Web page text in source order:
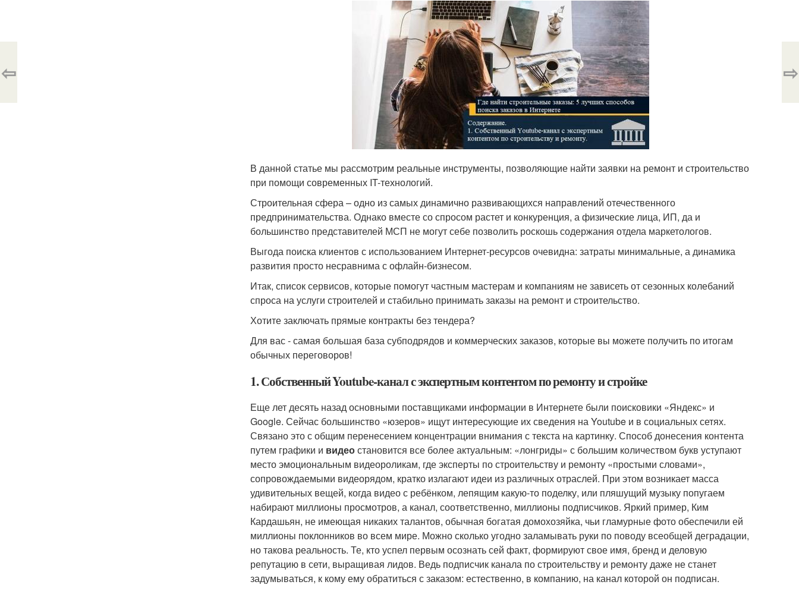
В данной статье мы рассмотрим реальные инструменты, позволяющие найти заявки на ремонт и строительство
при помощи современных IT-технологий.
Строительная сфера – одно из самых динамично развивающихся направлений отечественного
предпринимательства. Однако вместе со спросом растет и конкуренция, а физические лица, ИП, да и
большинство представителей МСП не могут себе позволить роскошь содержания отдела маркетологов.
Выгода поиска клиентов с использованием Интернет-ресурсов очевидна: затраты минимальные, а динамика
развития просто несравнима с офлайн-бизнесом.
Итак, список сервисов, которые помогут частным мастерам и компаниям не зависеть от сезонных колебаний
спроса на услуги строителей и стабильно принимать заказы на ремонт и строительство.
Хотите заключать прямые контракты без тендера?
Для вас - самая большая база субподрядов и коммерческих заказов, которые вы можете получить по итогам
обычных переговоров!
1. Собственный Youtube-канал с экспертным контентом по ремонту и стройке
Еще лет десять назад основными поставщиками информации в Интернете были поисковики «Яндекс» и
Google. Сейчас большинство «юзеров» ищут интересующие их сведения на Youtube и в социальных сетях.
Связано это с общим перенесением концентрации внимания с текста на картинку. Способ донесения контента
путем графики и видеостановится все более актуальным: «лонгриды» с большим количеством букв уступают
место эмоциональным видеороликам, где эксперты по строительству и ремонту «простыми словами»,
сопровождаемыми видеорядом, кратко излагают идеи из различных отраслей. При этом возникает масса
удивительных вещей, когда видео с ребёнком, лепящим какую-то поделку, или пляшущий музыку попугаем
набирают миллионы просмотров, а канал, соответственно, миллионы подписчиков. Яркий пример, Ким
Кардашьян, не имеющая никаких талантов, обычная богатая домохозяйка, чьи гламурные фото обеспечили ей
миллионы поклонников во всем мире. Можно сколько угодно заламывать руки по поводу всеобщей деградации,
но такова реальность. Те, кто успел первым осознать сей факт, формируют свое имя, бренд и деловую
репутацию в сети, выращивая лидов. Ведь подписчик канала по строительству и ремонту даже не станет
задумываться, к кому ему обратиться с заказом: естественно, в компанию, на канал которой он подписан.
⇦ ⇨